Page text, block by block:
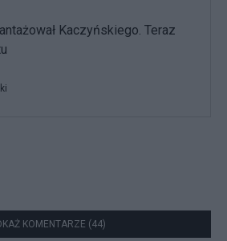
Kaczyńskiego. Teraz
KOMENTARZE (44)